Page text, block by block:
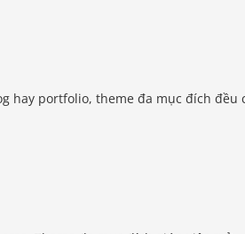
hay portfolio, theme đa mục đích đều